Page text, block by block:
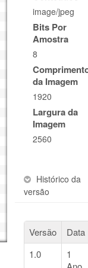
image/jpeg
Bits Por
Amostra
8
da Imagem
1920
Largura da
Imagem
2560
Histórico da
versão
Versão Data
1.0
1